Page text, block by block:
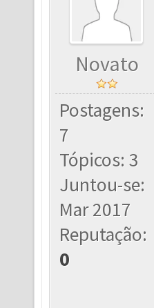
Novato
Postagens:
7
Tópicos: 3
Juntou-se:
Mar 2017
Reputação:
0